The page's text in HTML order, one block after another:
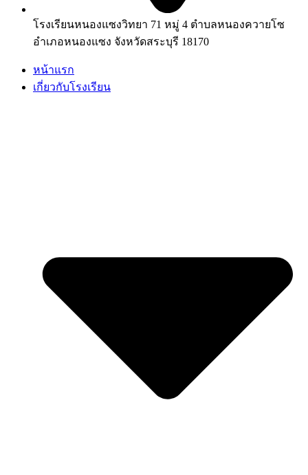
โรงเรียนหนองแซงวิทยา 71 หมู่ 4 ตำบลหนองควายโซ
อำเภอหนองแซง จังหวัดสระบุรี 18170
หน้าแรก
เกี่ยวกับโรงเรียน